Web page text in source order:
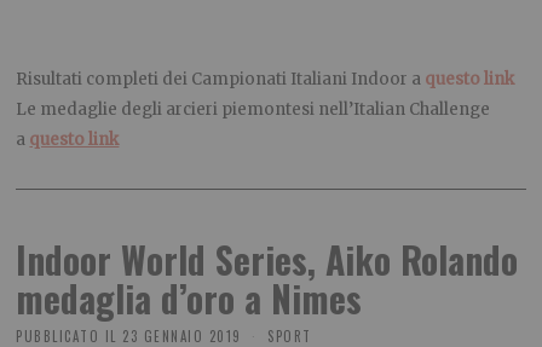
Risultati completi dei Campionati Italiani Indoor a questo link
Le medaglie degli arcieri piemontesi nell’Italian Challenge
a questo link
Indoor World Series, Aiko Rolando
medaglia d’oro a Nimes
PUBBLICATO IL 23 GENNAIO 2019 SPORT